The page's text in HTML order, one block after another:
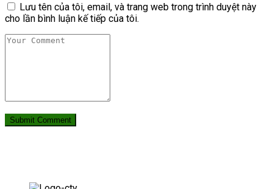
Lưu tên của tôi, email, và trang web trong trình duyệt này
cho lần bình luận kế tiếp của tôi.